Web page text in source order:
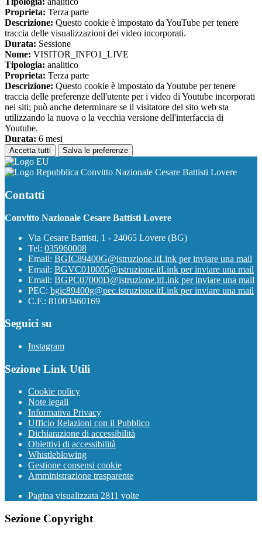
Proprieta: Terza parte
Descrizione: Questo cookie è impostato da YouTube per tenere
traccia delle visualizzazioni dei video incorporati.
Durata: Sessione
Nome: VISITOR_INFO1_LIVE
Tipologia: analitico
Proprieta: Terza parte
Descrizione: Questo cookie è impostato da Youtube per tenere
traccia delle preferenze dell'utente per i video di Youtube incorporati
nei siti; può anche determinare se il visitatore del sito web sta
utilizzando la nuova o la vecchia versione dell'interfaccia di
Youtube.
Durata: 6 mesi
Accetta tutti Salva le preferenze
Convitto Nazionale Cesare Battisti Lovere
Contatti
Convitto Nazionale Cesare Battisti Lovere
Via Cesare Battisti, 1 - 24065 Lovere (BG)
Tel: 035960008
Email: BGIC89400G@istruzione.itLink per inviare una mail
Email: BGVC010005@istruzione.itLink per inviare una mail
Email: BGPC07000D@istruzione.itLink per inviare una mail
PEC: bgic89400g@pec.istruzione.itLink per inviare una mail
C.F.: 81003460169
Seguici su
Instagram
Sezione Link Utili
Cookie policy
Note legali
Informativa Privacy
Ufficio Relazioni con il Pubblico
Dichiarazione di accessibilità
Obiettivi di accessibilità
Whistleblowing
Gestione consensi cookie
Amministrazione trasparente
Pagina visualizzata 2811 volte
Sezione Copyright